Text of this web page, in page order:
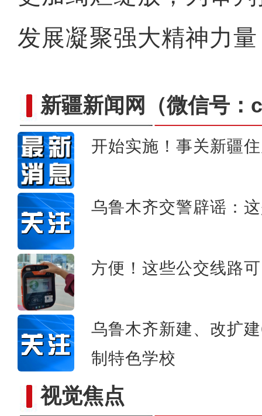
发展凝聚强大精神力
新疆新闻网 （微信号
开始实施！事关新疆
乌鲁木齐交警辟谣：
方便！这些公交线路可
乌鲁木齐新建、改扩
制特色学校
视觉焦点吉木乃县举办“工会杯·巾